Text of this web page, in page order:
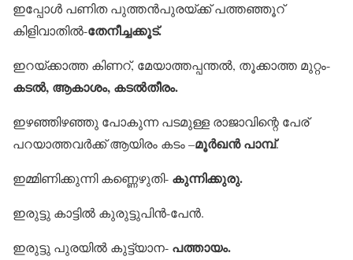
ഇപ്പോള്‍ പണിത പുത്തന്‍പുരയ്ക്ക് പത്തഞ്ഞൂറ്
കിളിവാതില്‍-തേനീച്ചക്കൂട്.
ഇറയ്ക്കാത്ത കിണറ്, മേയാത്തപ്പന്തല്‍, തൂക്കാത്ത മുറ്റം-
കടല്‍, ആകാശം, കടല്‍തീരം.
ഇഴഞ്ഞിഴഞ്ഞു പോകുന്ന പടമുള്ള രാജാവിന്റെ പേര്
പറയാത്തവര്‍ക്ക് ആയിരം കടം –മൂര്‍ഖന്‍ പാമ്പ്.
ഇമ്മിണിക്കുന്നി കണ്ണെഴുതി- കുന്നിക്കുരു.
ഇരുട്ടു കാട്ടില്‍ കുരുട്ടുപിന്‍-പേന്‍.
ഇരുട്ടു പുരയില്‍ കുട്ട്യാന- പത്തായം.